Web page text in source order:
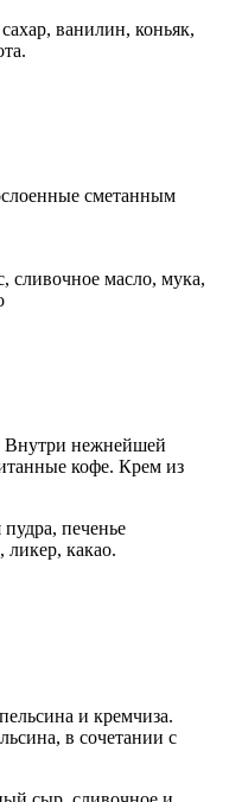
ванилин, коньяк,
сметанным
сливочное масло, мука,
Внутри нежнейшей
кофе. Крем из
печенье
ликер, какао.
и кремчиза.
в сочетании с